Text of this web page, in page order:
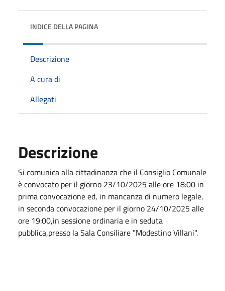
INDICE DELLA PAGINA
Descrizione
A cura di
Allegati
Descrizione
Si comunica alla cittadinanza che il Consiglio Comunale
è convocato per il giorno 23/10/2025 alle ore 18:00 in
prima convocazione ed, in mancanza di numero legale,
in seconda convocazione per il giorno 24/10/2025 alle
ore 19:00,in sessione ordinaria e in seduta
pubblica,presso la Sala Consiliare "Modestino Villani".